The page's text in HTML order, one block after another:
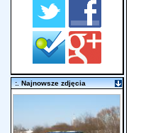
:. Najnowsze zdjęcia